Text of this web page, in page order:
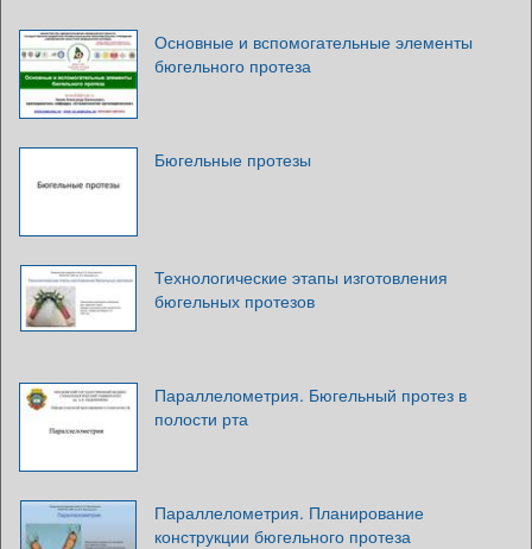
Основные и вспомогательные элементы
бюгельного протеза
Бюгельные протезы
Технологические этапы изготовления
бюгельных протезов
Параллелометрия. Бюгельный протез в
полости рта
Параллелометрия. Планирование
конструкции бюгельного протеза